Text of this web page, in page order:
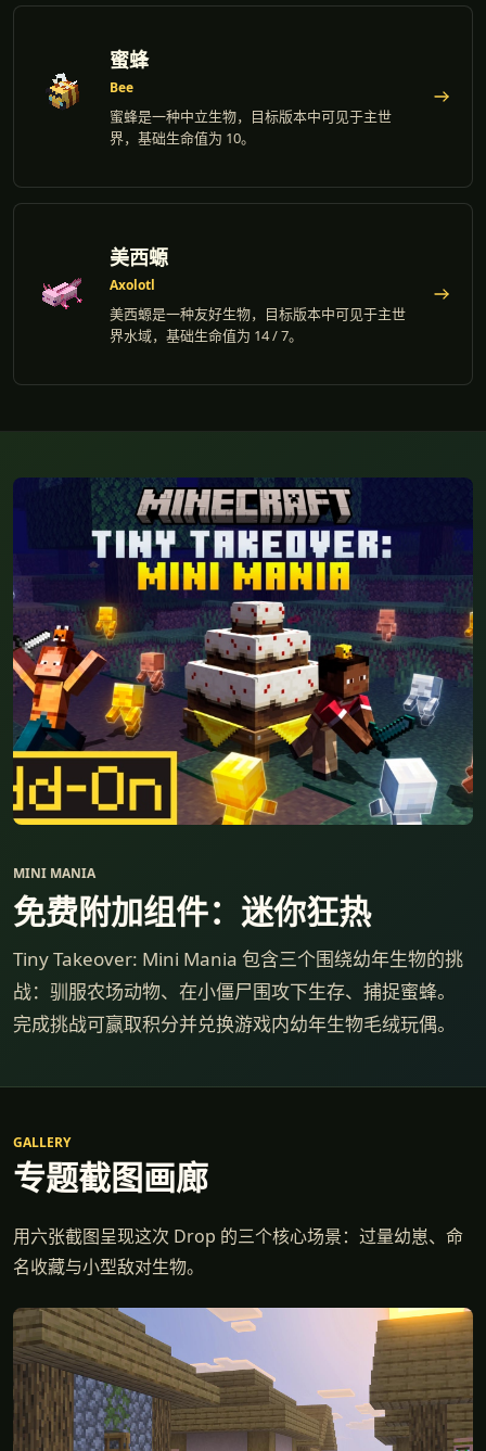
蜜蜂
Bee
蜜蜂是一种中立生物，目标版本中可见于主世
界，基础生命值为 10。
美西螈
Axolotl
美西螈是一种友好生物，目标版本中可见于主世
界水域，基础生命值为 14 / 7。
MINI MANIA
免费附加组件：迷你狂热
Tiny Takeover: Mini Mania 包含三个围绕幼年生物的挑
战：驯服农场动物、在小僵尸围攻下生存、捕捉蜜蜂。
完成挑战可赢取积分并兑换游戏内幼年生物毛绒玩偶。
GALLERY
专题截图画廊
用六张截图呈现这次 Drop 的三个核心场景：过量幼崽、命
名收藏与小型敌对生物。